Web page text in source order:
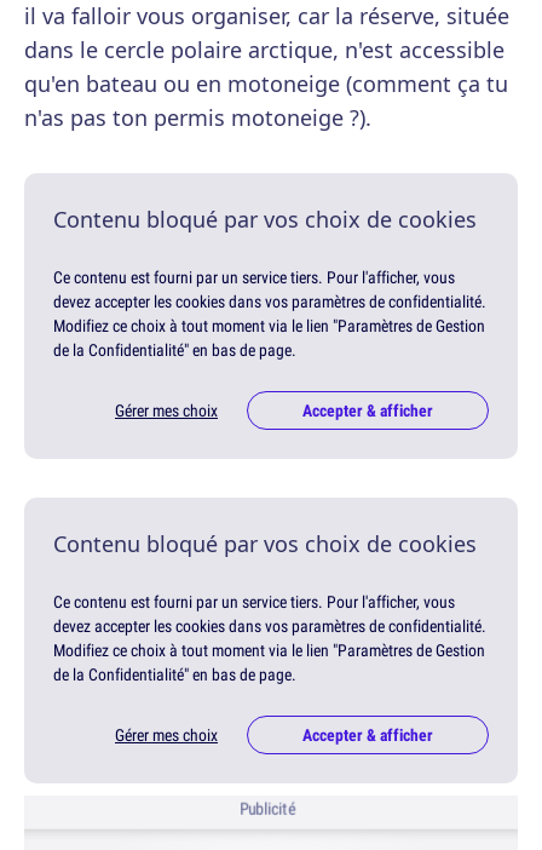
il va falloir vous organiser, car la réserve, située
dans le cercle polaire arctique, n'est accessible
qu'en bateau ou en motoneige (comment ça tu
n'as pas ton permis motoneige ?).
Contenu bloqué par vos choix de cookies
Ce contenu est fourni par un service tiers. Pour l'afficher, vous
devez accepter les cookies dans vos paramètres de confidentialité.
Modifiez ce choix à tout moment via le lien "Paramètres de Gestion
de la Confidentialité" en bas de page.
Gérer mes choix Accepter & afficher
Contenu bloqué par vos choix de cookies
Ce contenu est fourni par un service tiers. Pour l'afficher, vous
devez accepter les cookies dans vos paramètres de confidentialité.
Modifiez ce choix à tout moment via le lien "Paramètres de Gestion
de la Confidentialité" en bas de page.
Gérer mes choix Accepter & afficher
Publicité